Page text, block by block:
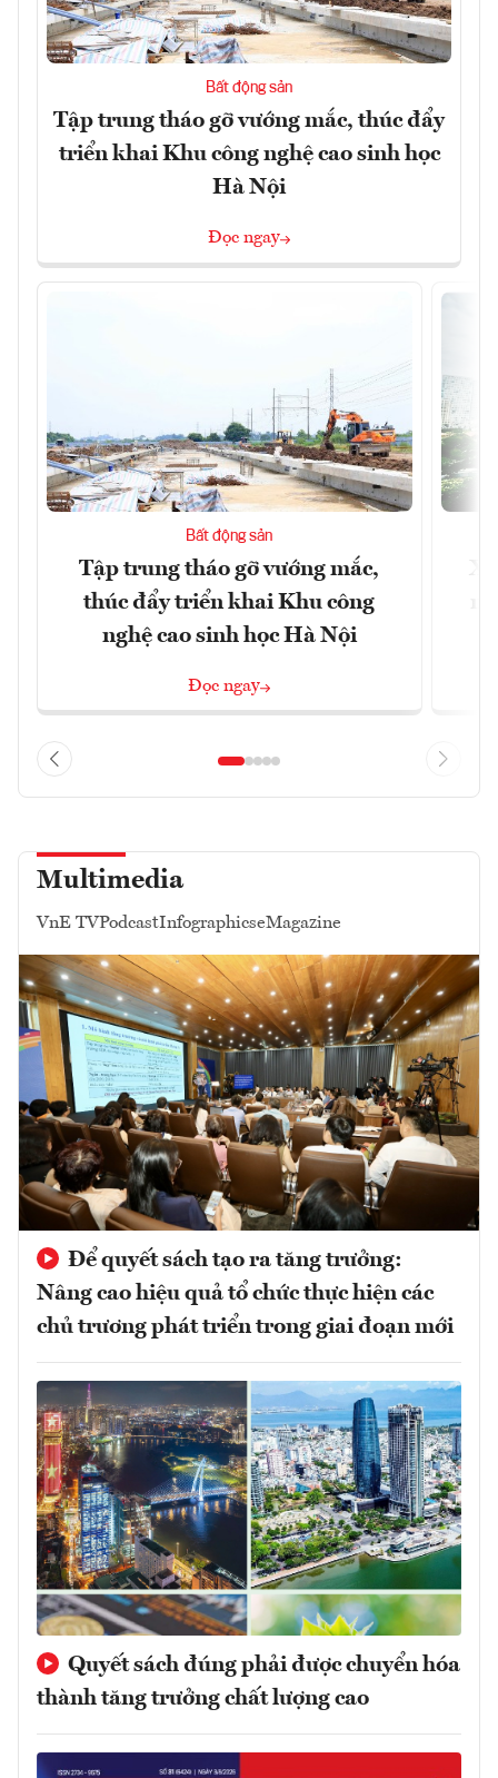
Bất động sản
Tập trung tháo gỡ vướng mắc, thúc đẩy
triển khai Khu công nghệ cao sinh học
Hà Nội
Đọc ngay
Bất động sản
Tập trung tháo gỡ vướng mắc,
thúc đẩy triển khai Khu công
nghệ cao sinh học Hà Nội
Đọc ngay
Multimedia
VnE TVPodcastInfographicseMagazine
Để quyết sách tạo ra tăng trưởng:
Nâng cao hiệu quả tổ chức thực hiện các
chủ trương phát triển trong giai đoạn mới
Quyết sách đúng phải được chuyển hóa
thành tăng trưởng chất lượng cao